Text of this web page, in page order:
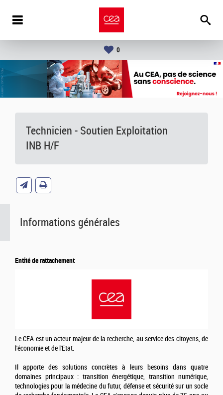
0
Technicien - Soutien Exploitation
INB H/F
Informations générales
Entité de rattachement
Le CEA est un acteur majeur de la recherche, au service des citoyens, de
l'économie et de l'Etat.
Il apporte des solutions concrètes à leurs besoins dans quatre
domaines principaux : transition énergétique, transition numérique,
technologies pour la médecine du futur, défense et sécurité sur un socle